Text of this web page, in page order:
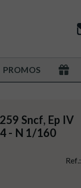
PROMOS
Sncf, Ep IV
- N 1/160
Ref.: